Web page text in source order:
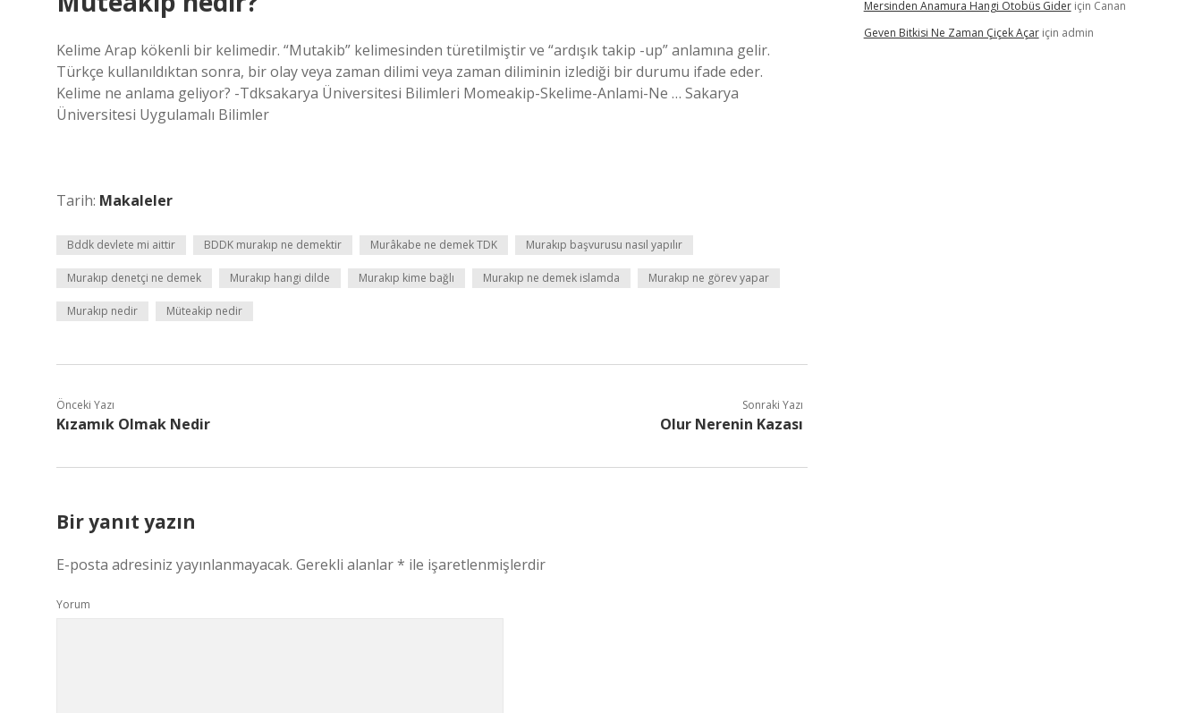
Kelime Arap kökenli bir kelimedir. “Mutakib” kelimesinden türetilmiştir ve “ardışık takip -up” anlamına gelir.
Türkçe kullanıldıktan sonra, bir olay veya zaman dilimi veya zaman diliminin izlediği bir durumu ifade eder.
Kelime ne anlama geliyor? -Tdksakarya Üniversitesi Bilimleri Momeakip-Skelime-Anlami-Ne … Sakarya
Üniversitesi Uygulamalı Bilimler
Tarih: Makaleler
Bddk devlete mi aittir BDDK murakıp ne demektir Murâkabe ne demek TDK Murakıp başvurusu nasıl yapılır
Murakıp denetçi ne demek Murakıp hangi dilde Murakıp kime bağlı Murakıp ne demek islamda Murakıp ne görev yapar
Murakıp nedir Müteakip nedir
Önceki Yazı
Kızamık Olmak Nedir
Sonraki Yazı
Olur Nerenin Kazası
Bir yanıt yazın
E-posta adresiniz yayınlanmayacak. Gerekli alanlar* ile işaretlenmişlerdir
Yorum
Mersinden Anamura Hangi Otobüs Gideriçin Canan
Geven Bitkisi Ne Zaman Çiçek Açariçin admin